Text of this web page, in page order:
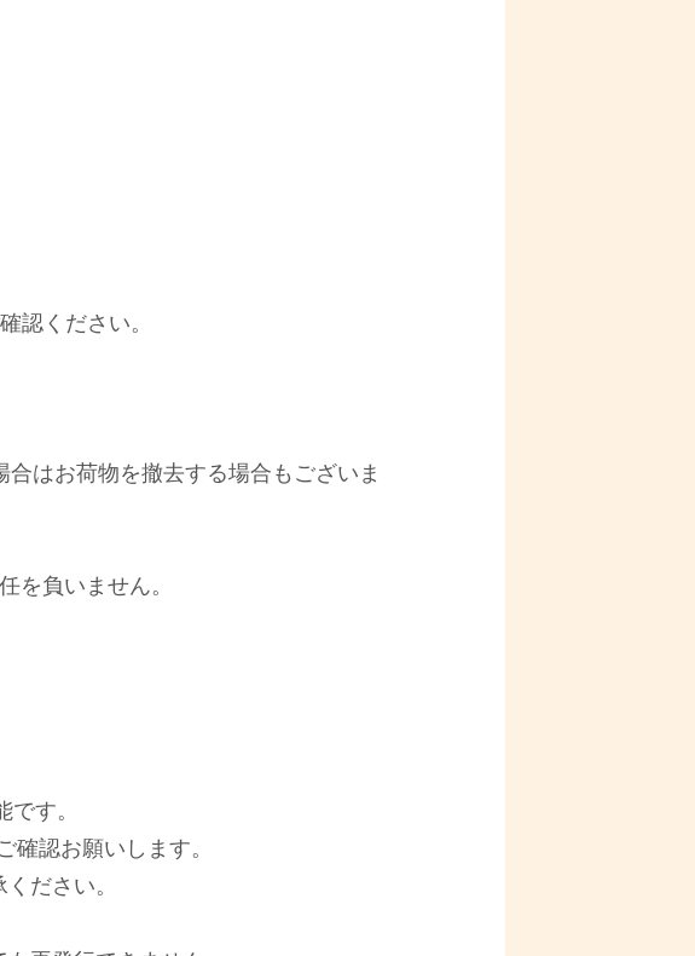
認ください。
はお荷物を撤去する場合もございま
を負いません。
す。
認お願いします。
ださい。